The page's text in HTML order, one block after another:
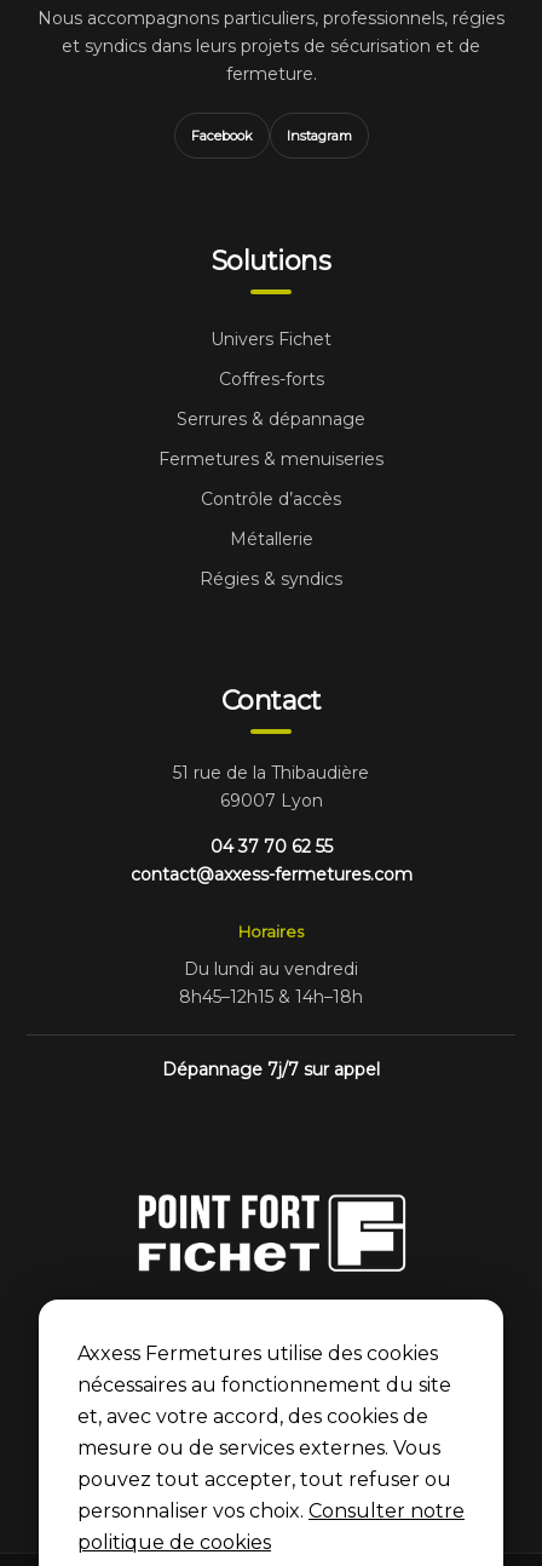
Nous accompagnons particuliers, professionnels, régies
et syndics dans leurs projets de sécurisation et de
fermeture.
Facebook Instagram
Solutions
Univers Fichet
Coffres-forts
Serrures & dépannage
Fermetures & menuiseries
Contrôle d’accès
Métallerie
Régies & syndics
Contact
51 rue de la Thibaudière
69007 Lyon
04 37 70 62 55
contact@axxess-fermetures.com
Horaires
Du lundi au vendredi
8h45–12h15 & 14h–18h
Dépannage 7j/7 sur appel
Axxess Fermetures est membre du réseau Point Fort
Fichet pour les portes blindées et serrures Fichet.
Découvrir l’univers Fichet
Axxess Fermetures utilise des cookies
nécessaires au fonctionnement du site
et, avec votre accord, des cookies de
mesure ou de services externes. Vous
pouvez tout accepter, tout refuser ou
personnaliser vos choix. Consulter notre
politique de cookies